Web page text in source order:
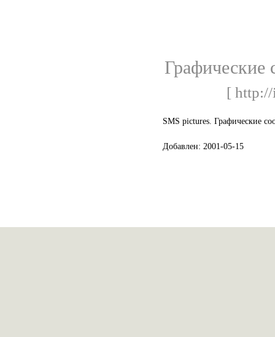
Графические
[
SMS pictures. Графические
Добавлен: 2001-05-15